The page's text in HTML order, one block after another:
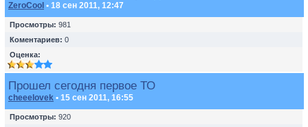
ZeroCool • 18 сен 2011, 12:47
Просмотры: 981
Коментариев: 0
Оценка:
Прошел сегодня первое ТО
cheeelovek • 15 сен 2011, 16:55
Просмотры: 920